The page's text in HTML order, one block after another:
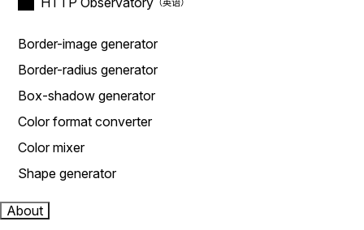
Border-image generator
Border-radius generator
Box-shadow generator
Color format converter
Color mixer
Shape generator
About